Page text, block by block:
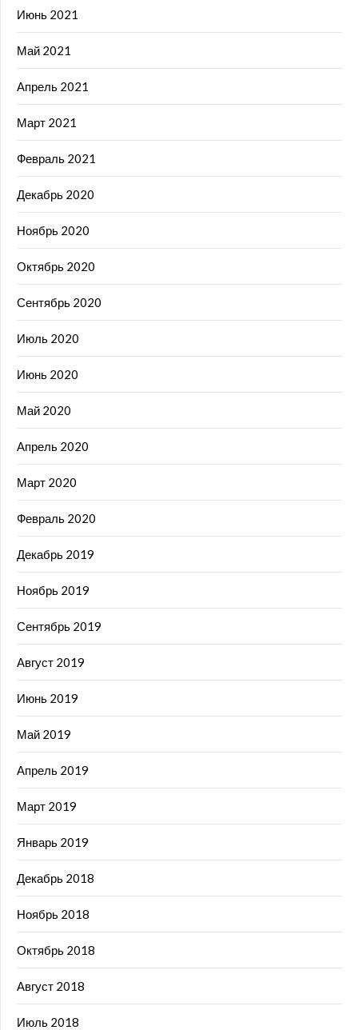
Июнь 2021
Май 2021
Апрель 2021
Март 2021
Февраль 2021
Декабрь 2020
Ноябрь 2020
Октябрь 2020
Сентябрь 2020
Июль 2020
Июнь 2020
Май 2020
Апрель 2020
Март 2020
Февраль 2020
Декабрь 2019
Ноябрь 2019
Сентябрь 2019
Август 2019
Июнь 2019
Май 2019
Апрель 2019
Март 2019
Январь 2019
Декабрь 2018
Ноябрь 2018
Октябрь 2018
Август 2018
Июль 2018